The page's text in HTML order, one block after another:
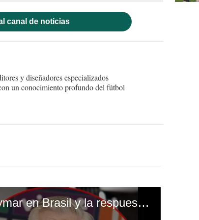
canal de noticias
y diseñadores especializados
un conocimiento profundo del fútbol
Ancelotti pone claro a Neymar en Brasil y la respuesta que nadie esperaba: "Que juegen para..."